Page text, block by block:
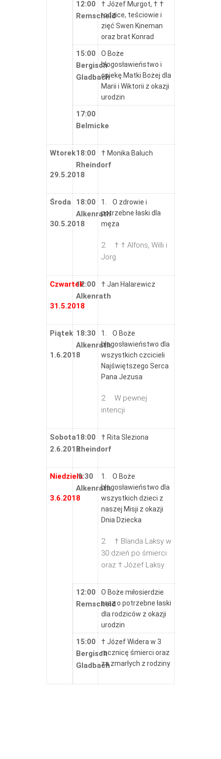
12:00
Remscheid
† Józef Murgot, † †
rodzice, teściowie i
zięć Swen Kineman
oraz brat Konrad
15:00
Bergisch
Gladbach
O Boże
błogosławieństwo i
opiekę Matki Bożej dla
Marii i Wiktorii z okazji
urodzin
17:00
Belmicke
Wtorek
29.5.2018
18:00
Rheindorf
† Monika Baluch
Środa
30.5.2018
18:00
Alkenrath
1. O zdrowie i
potrzebne łaski dla
męża
2. † † Alfons, Willi i
Jorg
Czwartek
31.5.2018
12:00
Alkenrath
† Jan Halarewicz
Piątek
1.6.2018
18:30
Alkenrath
1. O Boże
błogosławieństwo dla
wszystkich czcicieli
Najświętszego Serca
Pana Jezusa
2. W pewnej
intencji
Sobota
2.6.2018
18:00
Rheindorf
† Rita Sleziona
Niedziela
3.6.2018
9:30
Alkenrath
1. O Boże
błogosławieństwo dla
wszystkich dzieci z
naszej Misji z okazji
Dnia Dziecka
2. † Blanda Laksy w
30 dzień po śmierci
oraz † Józef Laksy
12:00
Remscheid
O Boże miłosierdzie
oraz o potrzebne łaski
dla rodziców z okazji
urodzin
15:00
Bergisch
Gladbach
† Józef Widera w 3
rocznicę śmierci oraz
za zmarłych z rodziny